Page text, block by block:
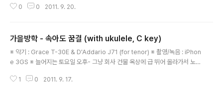
일요일에 복사해 왔어요. 물론 키요시 어르신같은 필은 나지 않지만... 그냥 제
0 0 2011. 9. 20.
가을방학 - 속아도 꿈결 (with ukulele, C key)
※ 악기 : Grace T-30E & D'Addario J71 (for tenor) ※ 촬영/녹음 : iPhon
e 3GS ※ 늘어지는 토요일 오후- 그냥 회사 건물 옥상에 급 뛰어 올라가서 노래
없이 얽매인 데 없이 발길 가는 대로 갈 것 누굴 만난다든지 어딜 들른다든지 별
1 0 2011. 9. 17.